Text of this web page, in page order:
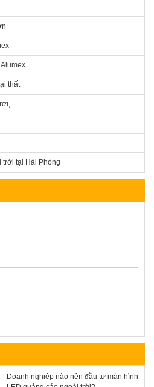
thất
trời tại Hải Phòng
Doanh nghiệp nào nên đầu tư màn hình